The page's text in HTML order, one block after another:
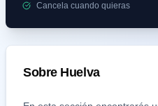
Cancela cuando quieras
Sobre Huelva